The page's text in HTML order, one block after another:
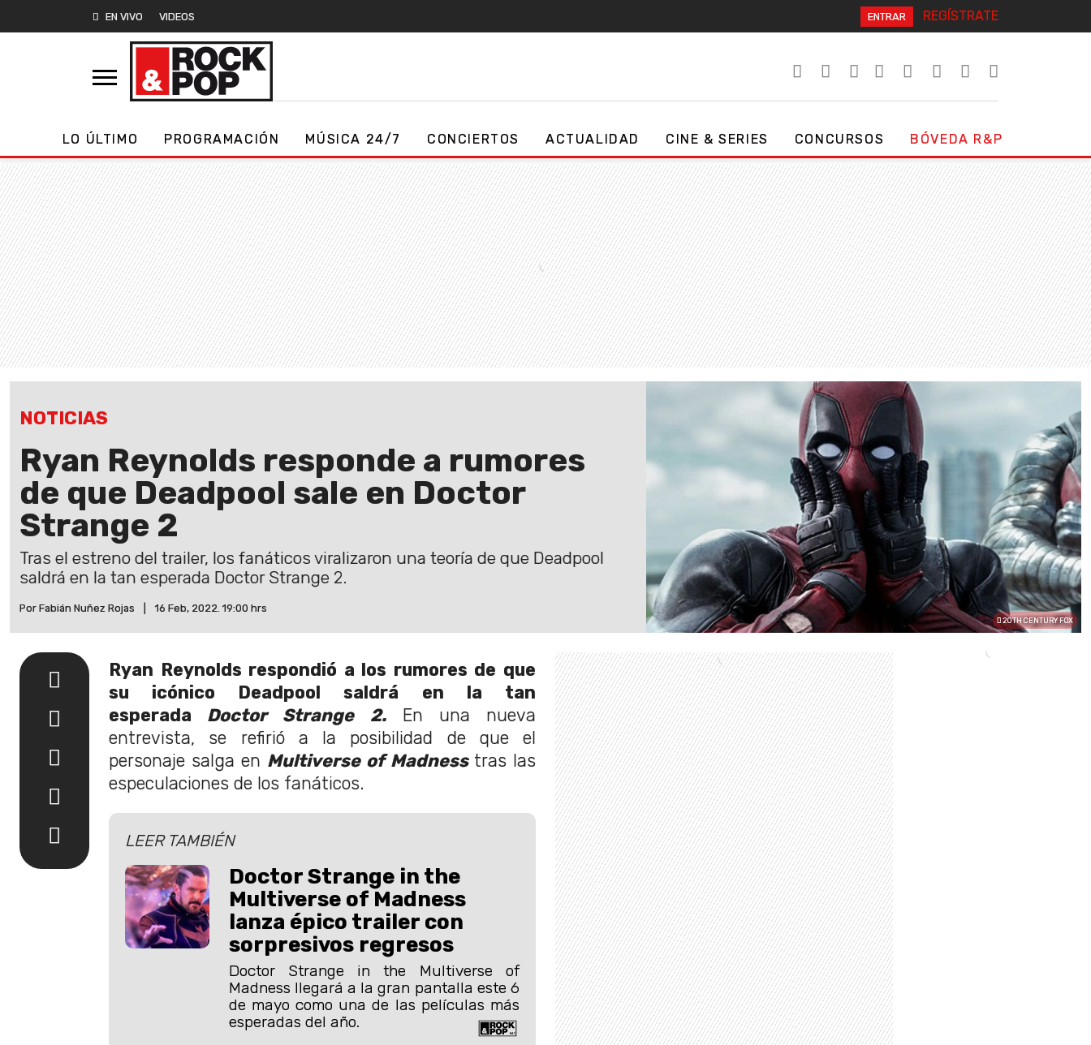
EN VIVO VIDEOS ENTRAR REGÍSTRATE
LO ÚLTIMO PROGRAMACIÓN MÚSICA 24/7 CONCIERTOS ACTUALIDAD CINE & SERIES CONCURSOS BÓVEDA R&P
NOTICIAS
Ryan Reynolds responde a rumores
de que Deadpool sale en Doctor
Strange 2
Tras el estreno del trailer, los fanáticos viralizaron una teoría de que Deadpool
saldrá en la tan esperada Doctor Strange 2.
Por Fabián Nuñez Rojas 16 Feb, 2022. 19:00 hrs
20TH CENTURY FOX
Ryan Reynolds respondió a los rumores de que
su icónico Deadpool saldrá en la tan
esperada Doctor Strange 2.
En una nueva
entrevista, se refirió a la posibilidad de que el
personaje salga en Multiverse of Madness tras las
especulaciones de los fanáticos.
LEER TAMBIÉN
Doctor Strange in the
Multiverse of Madness
lanza épico trailer con
sorpresivos regresos
Doctor Strange in the Multiverse of
Madness llegará a la gran pantalla este 6
de mayo como una de las películas más
esperadas del año.